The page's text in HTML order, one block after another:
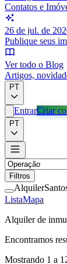
Contatos e
26 de jul. de
Publique seus
Ver todo o Blog
Artigos,
PT
EntrarCriar
PT
Filtros
Alquiler
ListaMapa
Alquiler de
Encontramos
Mostrando 1 a